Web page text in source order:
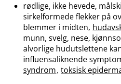
rødlige, ikke hevede,
sirkelformede flekker på
blemmer i midten,
munn, svelg, nese,
alvorlige hudutslettene
influensaliknende
syndrom, toksisk